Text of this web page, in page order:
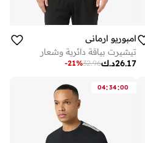
امبوريو ارماني
تيشيرت بياقة دائرية وشعار
د.ك26.17
32.96
-21%
04:34:00